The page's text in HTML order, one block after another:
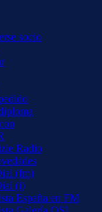
socio
Radio
(fm)
(i)
España en FM